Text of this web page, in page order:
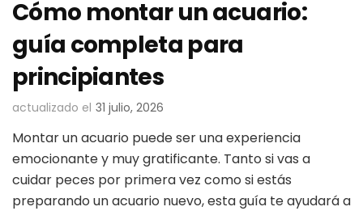
Cómo montar un acuario:
guía completa para
principiantes
actualizado el 31 julio, 2026
Montar un acuario puede ser una experiencia
emocionante y muy gratificante. Tanto si vas a
cuidar peces por primera vez como si estás
preparando un acuario nuevo, esta guía te ayudará a